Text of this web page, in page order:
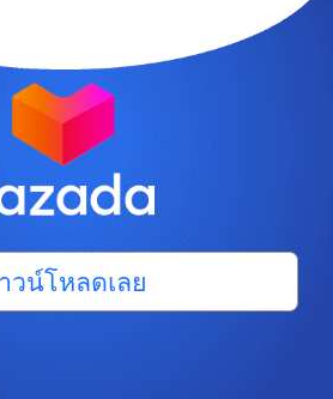
วน์โหลดเลย